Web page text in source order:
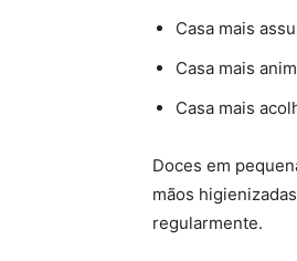
Casa mais
Casa mais
Casa mais
Doces em
mãos
regularmente.